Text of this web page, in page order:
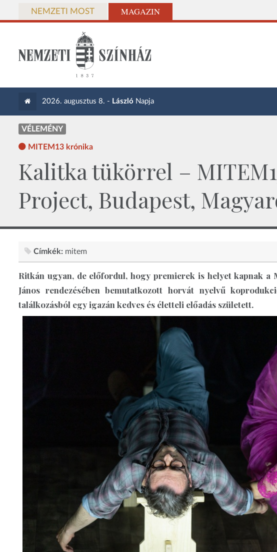
NEMZETI MOST MAGAZIN
2026. augusztus 8. - László Napja
VÉLEMÉNY
MITEM13 krónika
Kalitka tükörrel –
Project, Budapest,
Címkék: mitem
Ritkán ugyan, de előfordul, hogy premierek is helyet kapnak
János rendezésében bemutatkozott horvát nyelvű
találkozásból egy igazán kedves és életteli előadás született.